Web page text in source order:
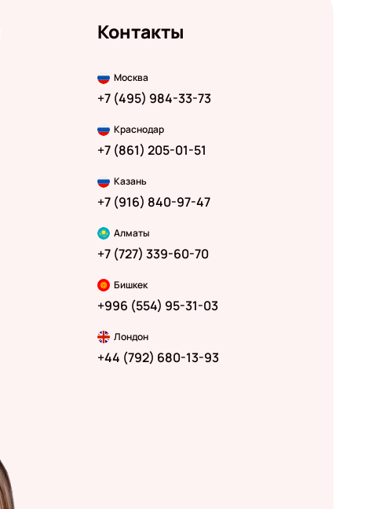
Контакты
Москва
+7 (495) 984-33-73
Краснодар
+7 (861) 205-01-51
Казань
+7 (916) 840-97-47
Алматы
+7 (727) 339-60-70
Бишкек
+996 (554) 95-31-03
Лондон
+44 (792) 680-13-93